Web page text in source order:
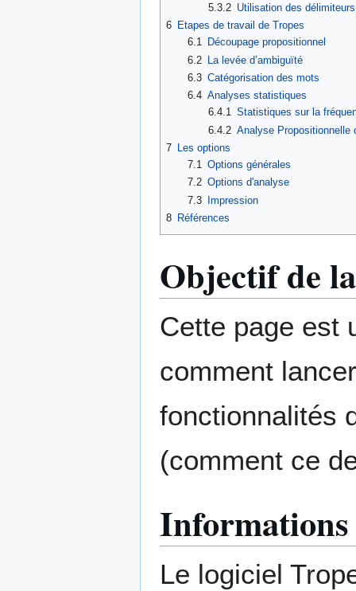
5.3.2 Utilisation des délimiteurs
6 Etapes de travail de Tropes
6.1
Découpage propositionnel
6.2 La levée d’ambiguïté
6.3 Catégorisation des mots
6.4 Analyses statistiques
6.4.1 Statistiques sur la
6.4.2 Analyse Propositionnelle
7
Les options
7.1
Options générales
7.2 Options d'analyse
7.3 Impression
8 Références
Objectif de
Cette page est
comment
fonctionnalités
(comment ce
Informations
Le logiciel